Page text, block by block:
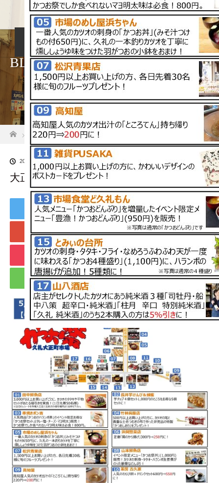
ホーム 店舗紹介 アクセス・駐車場
BLOG
ホーム
ブログ一覧 大正町市場かつお祭 WEB用マップデータ
2022.05.4
大正町市場かつお祭 WEB用マップデータ
Tweet Share
+1 Hatena
Pocket RSS
feedly Pin it